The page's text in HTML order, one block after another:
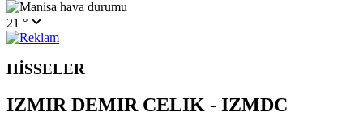
21 °
HİSSELER
IZMIR DEMIR CELIK - IZMDC